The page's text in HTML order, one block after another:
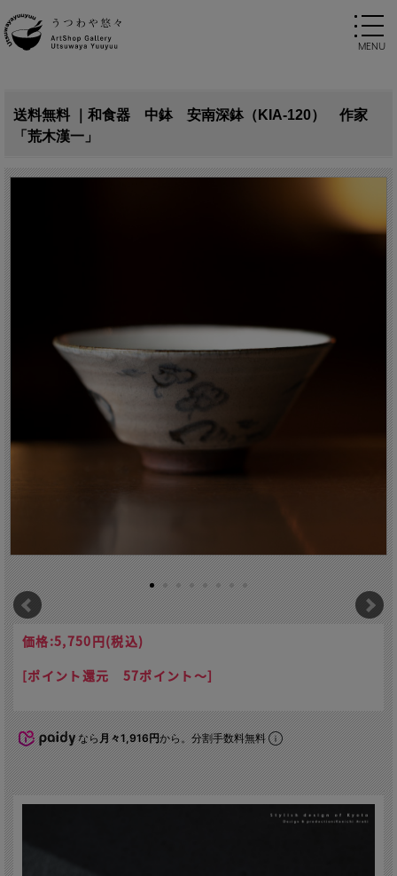
送料無料 ｜和食器 中鉢 安南深鉢（KIA-120） 作家
「荒木漢一」
価格:5,750円(税込)
[ポイント還元 57ポイント～]
なら月々1,916円から。分割手数料無料